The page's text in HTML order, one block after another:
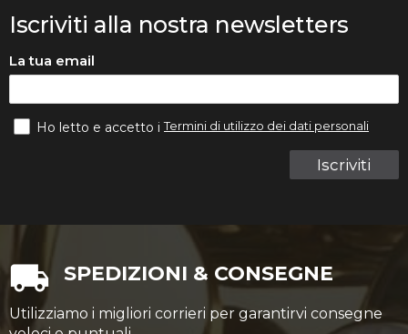
Iscriviti alla nostra newsletters
La tua email
Iscriviti
Ho letto e accetto iTermini di utilizzo dei dati personali
SPEDIZIONI & CONSEGNE
Utilizziamo i migliori corrieri per garantirvi consegne